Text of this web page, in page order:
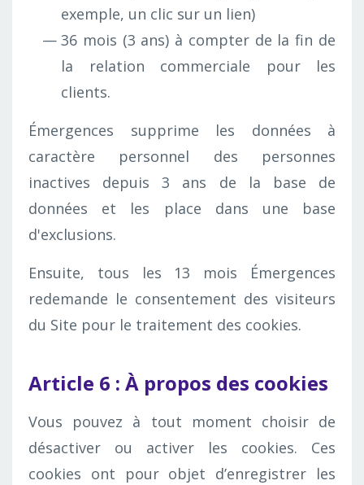
exemple, un clic sur un lien)
36 mois (3 ans) à compter de la fin de
la relation commerciale pour les
clients.
Émergences supprime les données à
caractère personnel des personnes
inactives depuis 3 ans de la base de
données et les place dans une base
d'exclusions.
Ensuite, tous les 13 mois Émergences
redemande le consentement des visiteurs
du Site pour le traitement des cookies.
Article 6 : À propos des cookies
Vous pouvez à tout moment choisir de
désactiver ou activer les cookies. Ces
cookies ont pour objet d’enregistrer les